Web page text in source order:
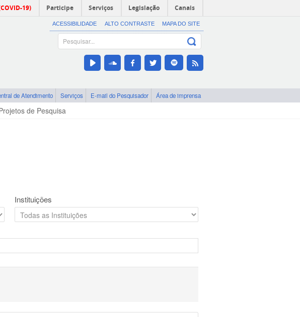
19) Participe Serviços Legislação Canais
ACESSIBILIDADE ALTO CONTRASTE MAPA DO SITE
de Atendimento Serviços E-mail do Pesquisador Área de imprensa
de Pesquisa
Instituições